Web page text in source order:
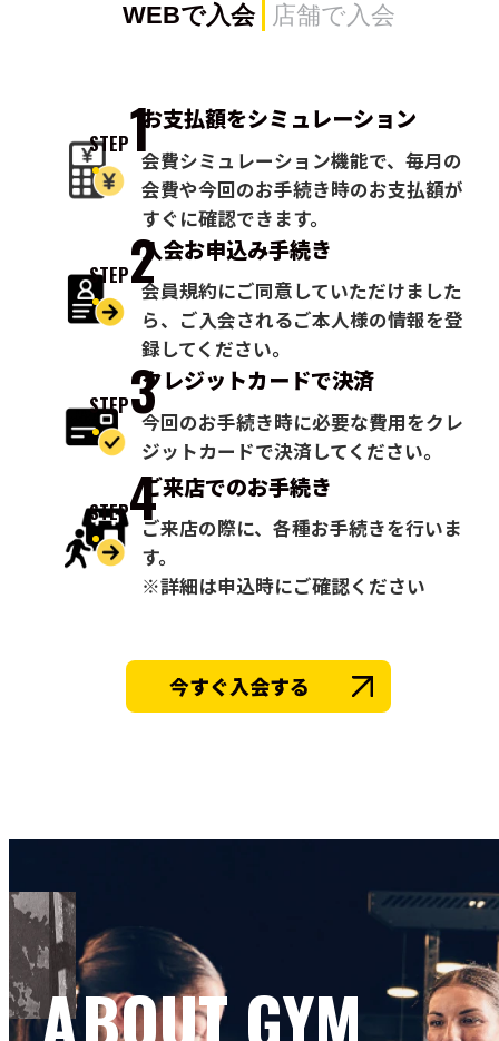
WEBで入会 店舗で入会
STEP1お支払額をシミュレーション
会費シミュレーション機能で、毎月の
会費や今回のお手続き時のお支払額が
すぐに確認できます。
STEP2入会お申込み手続き
会員規約にご同意していただけました
ら、ご入会されるご本人様の情報を登
録してください。
STEP3クレジットカードで決済
今回のお手続き時に必要な費用をクレ
ジットカードで決済してください。
STEP4ご来店でのお手続き
ご来店の際に、各種お手続きを行いま
す。
※詳細は申込時にご確認ください
今すぐ入会する
ABOUT GYM